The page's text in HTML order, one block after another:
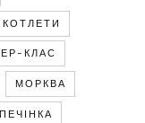
КОТЛЕТИ
КЛАС
МОРКВА
ПЕЧІНКА